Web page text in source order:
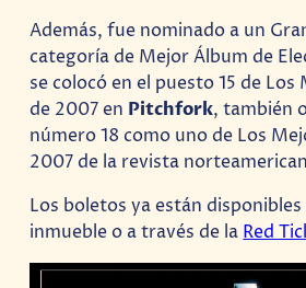
Además, fue nominado a un
categoría de Mejor Álbum de
se colocó en el puesto 15 de Los
de 2007 en Pitchfork, también
número 18 como uno de Los
2007 de la revista
Los boletos ya están
inmueble o a través de la Red